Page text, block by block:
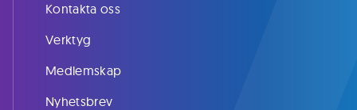
Kontakta oss
Verktyg
Medlemskap
Nyhetsbrev